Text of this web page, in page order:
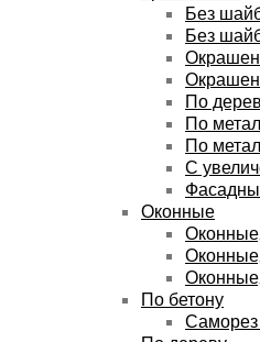
Без
Без
По
По
По
С
Оконные
По бетону
Саморез